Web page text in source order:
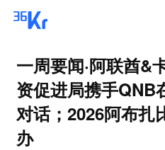
一周要闻·阿联酋&
资促进局携手QNB
对话；2026阿布扎
办